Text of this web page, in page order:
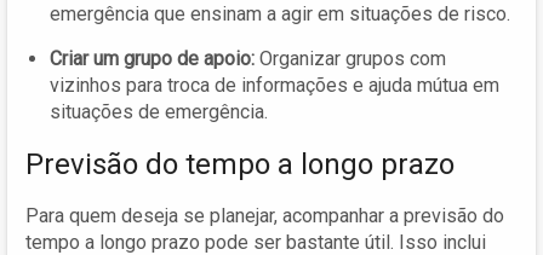
emergência que ensinam a agir em situações de risco.
Criar um grupo de apoio: Organizar grupos com
vizinhos para troca de informações e ajuda mútua em
situações de emergência.
Previsão do tempo a longo prazo
Para quem deseja se planejar, acompanhar a previsão do
tempo a longo prazo pode ser bastante útil. Isso inclui